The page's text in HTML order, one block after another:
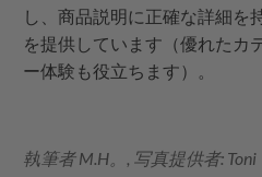
し、商品説明に正確な詳細を
を提供しています（優れたカ
ー体験も役立ちます）。
執筆者 M.H。, 写真提供者: Toni